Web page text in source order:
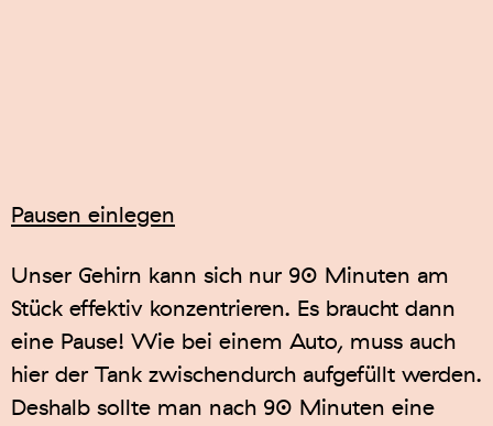
Pausen einlegen
Unser Gehirn kann sich nur 90 Minuten am
Stück effektiv konzentrieren. Es braucht dann
eine Pause! Wie bei einem Auto, muss auch
hier der Tank zwischendurch aufgefüllt werden.
Deshalb sollte man nach 90 Minuten eine